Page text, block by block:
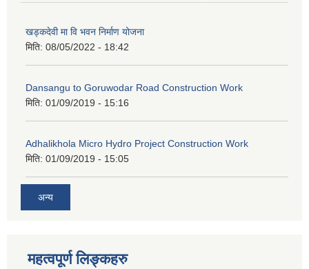
खड्कदेवी मा वि भवन निर्माण योजना
मिति: 08/05/2022 - 18:42
Dansangu to Goruwodar Road Construction Work
मिति: 01/09/2019 - 15:16
Adhalikhola Micro Hydro Project Construction Work
मिति: 01/09/2019 - 15:05
अन्य
महत्वपूर्ण लिङ्कहरु